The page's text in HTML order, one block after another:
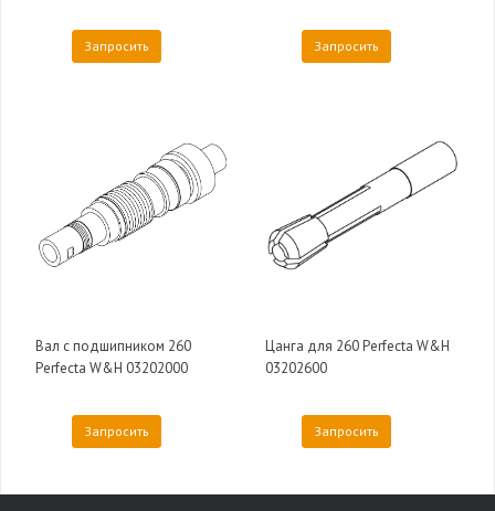
Запросить Запросить
Вал с подшипником 260
Perfecta W&H 03202000
Запросить
Цанга для 260 Perfecta W&H
03202600
Запросить